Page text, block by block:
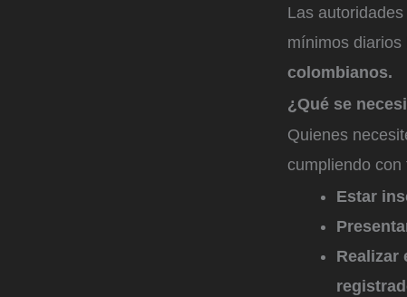
Las
mínimos diarios
colombianos.
¿Qué se
Quienes
cumpliendo
Estar
Realizar